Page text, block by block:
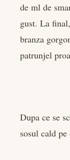
de ml de
gust. La
branza
patrunjel
Dupa ce se
sosul cald pe